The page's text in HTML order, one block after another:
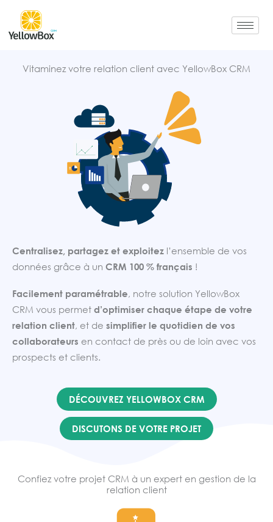
contenu
Vitaminez votre relation client avec YellowBox CRM
Centralisez, partagez et exploitez l’ensemble de vos
données grâce à un CRM 100 % français !
Facilement paramétrable, notre solution YellowBox
CRM vous permet d’optimiser chaque étape de votre
relation client, et de simplifier le quotidien de vos
collaborateurs en contact de près ou de loin avec vos
prospects et clients.
DÉCOUVREZ YELLOWBOX CRM
DISCUTONS DE VOTRE PROJET
Confiez votre projet CRM à un expert en gestion de la
relation client